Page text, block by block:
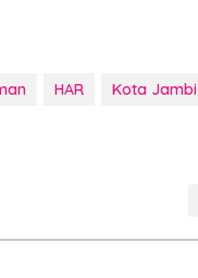
HAR Kota Jambi